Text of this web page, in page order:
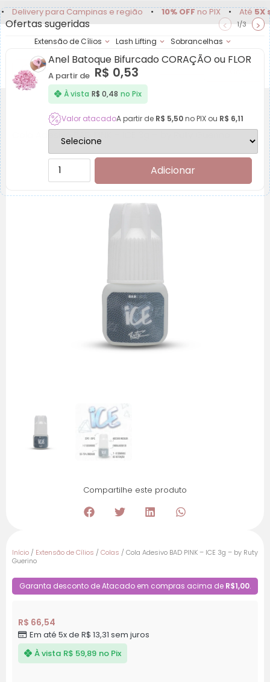
para Campinas e região • 10% OFFno PIX • Até5X sem
Extensão de Cílios Lash Lifting Sobrancelhas
Achadinhos Minha
Cola Adesivo BAD PINK – ICE 3g – by Ruty Guerino
Compartilhe este produto
Início / Extensão de Cílios / Colas / Cola Adesivo BAD PINK – ICE 3g – by Ruty
Guerino
Garanta desconto de Atacado em compras acima de R$1,00.
R$ 66,54
Em até 5x de R$ 13,31 sem juros
À vista R$ 59,89 no Pix
Ofertas sugeridas < 1/3 >
Anel Batoque Bifurcado CORAÇÃO ou FLOR
A partir de R$ 0,53
À vista R$ 0,48 no Pix
Valor atacadoA partir de R$ 5,50no PIX ou R$ 6,11
Adicionar